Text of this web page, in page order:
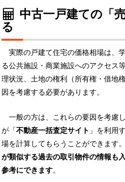
中古一戸建ての「
る
実際の戸建て住宅の価格相場は、
る公共施設・商業施設へのアクセス
理状況、土地の権利（所有権・借地
因を考慮する必要があります。
一般の方は、これらの要因を考慮
が「不動産一括査定サイト 」を利用
場を計算してもらうことができます
が類似する過去の取引物件の情報も
参考にできます。